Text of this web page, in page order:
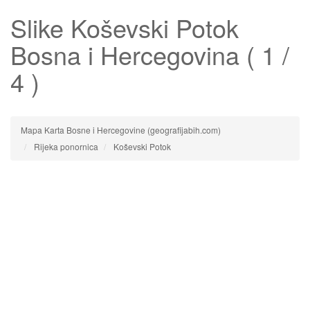
Slike Koševski Potok
Bosna i Hercegovina ( 1 /
4 )
Mapa Karta Bosne i Hercegovine (geografijabih.com)
Rijeka ponornica
Koševski Potok